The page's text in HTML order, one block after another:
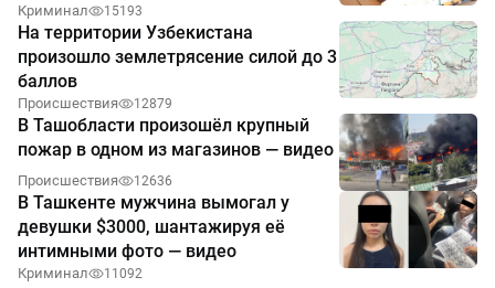
Криминал 15193
На территории Узбекистана
произошло землетрясение силой до 3
баллов
Происшествия 12879
В Ташобласти произошёл крупный
пожар в одном из магазинов — видео
Происшествия 12636
В Ташкенте мужчина вымогал у
девушки $3000, шантажируя её
интимными фото — видео
Криминал 11092